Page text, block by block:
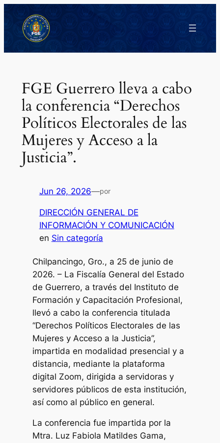
Saltar
al
contenido
FGE Guerrero lleva a cabo
la conferencia “Derechos
Políticos Electorales de las
Mujeres y Acceso a la
Justicia”.
Jun 26, 2026—por
DIRECCIÓN GENERAL DE
INFORMACIÓN Y COMUNICACIÓN
en Sin categoría
Chilpancingo, Gro., a 25 de junio de
2026. – La Fiscalía General del Estado
de Guerrero, a través del Instituto de
Formación y Capacitación Profesional,
llevó a cabo la conferencia titulada
“Derechos Políticos Electorales de las
Mujeres y Acceso a la Justicia”,
impartida en modalidad presencial y a
distancia, mediante la plataforma
digital Zoom, dirigida a servidoras y
servidores públicos de esta institución,
así como al público en general.
La conferencia fue impartida por la
Mtra. Luz Fabiola Matildes Gama,